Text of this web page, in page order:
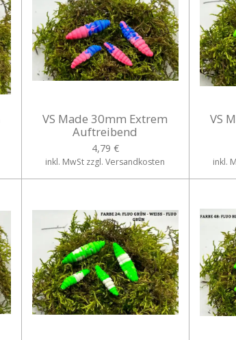
VS Made 30mm Extrem
Auftreibend
4,79 €
inkl. MwSt zzgl. Versandkosten
VS
inkl.